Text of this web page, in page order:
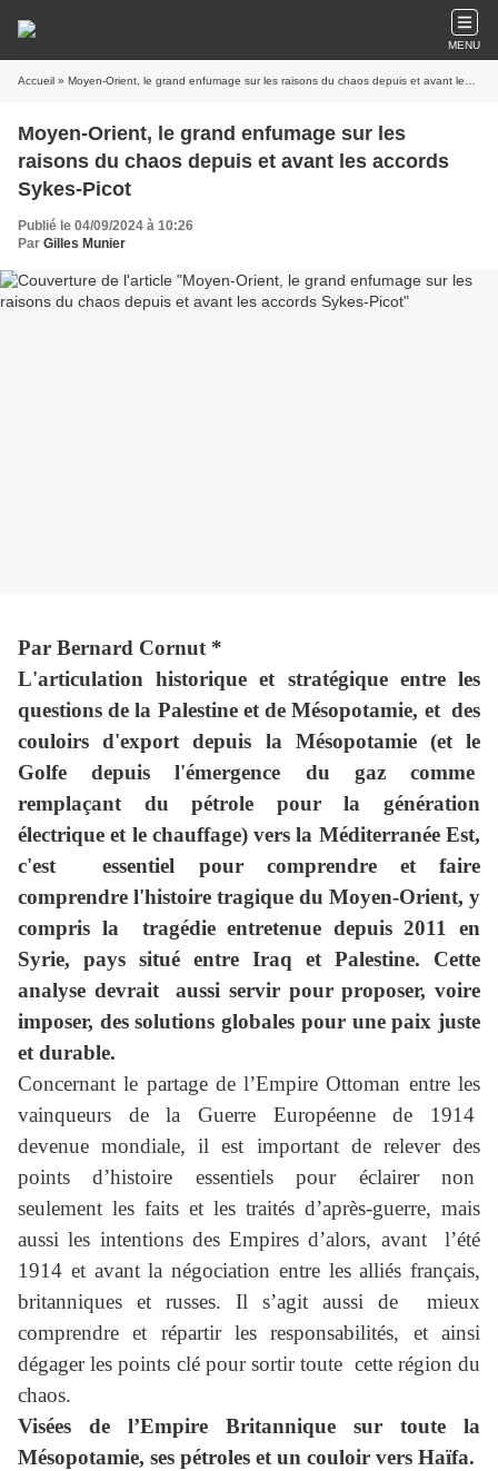
MENU
Accueil » Moyen-Orient, le grand enfumage sur les raisons du chaos depuis et avant les accords Sykes-Picot
Moyen-Orient, le grand enfumage sur les
raisons du chaos depuis et avant les accords
Sykes-Picot
Publié le 04/09/2024 à 10:26
Par Gilles Munier
Par Bernard Cornut *
L'articulation historique et stratégique entre les
questions de la Palestine et de Mésopotamie, et des
couloirs d'export depuis la Mésopotamie (et le
Golfe depuis l'émergence du gaz comme
remplaçant du pétrole pour la génération
électrique et le chauffage) vers la Méditerranée Est,
c'est essentiel pour comprendre et faire
comprendre l'histoire tragique du Moyen-Orient, y
compris la tragédie entretenue depuis 2011 en
Syrie, pays situé entre Iraq et Palestine. Cette
analyse devrait aussi servir pour proposer, voire
imposer, des solutions globales pour une paix juste
et durable.
Concernant le partage de l’Empire Ottoman entre les
vainqueurs de la Guerre Européenne de 1914
devenue mondiale, il est important de relever des
points d’histoire essentiels pour éclairer non
seulement les faits et les traités d’après-guerre, mais
aussi les intentions des Empires d’alors, avant l’été
1914 et avant la négociation entre les alliés français,
britanniques et russes. Il s’agit aussi de mieux
comprendre et répartir les responsabilités, et ainsi
dégager les points clé pour sortir toute cette région du
chaos.
Visées de l’Empire Britannique sur toute la
Mésopotamie, ses pétroles et un couloir vers Haïfa.